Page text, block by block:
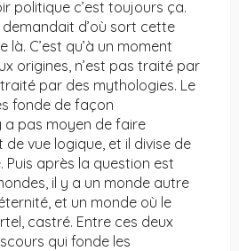
politique c’est toujours ça.
d’où sort cette
là. C’est qu’à un moment
origines, n’est pas traité par
traité par des mythologies. Le
fonde de façon
a pas moyen de faire
vue logique, et il divise de
après la question est
il y a un monde autre
et un monde où le
castré. Entre ces deux
qui fonde les